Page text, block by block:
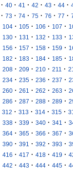
· 40 · 41 · 42 · 43 · 44 ·
· 73 · 74 · 75 · 76 · 77 ·
104 · 105 · 106 · 107 ·
130 · 131 · 132 · 133 ·
156 · 157 · 158 · 159 ·
182 · 183 · 184 · 185 ·
208 · 209 · 210 · 211 ·
234 · 235 · 236 · 237 ·
260 · 261 · 262 · 263 ·
286 · 287 · 288 · 289 ·
312 · 313 · 314 · 315 ·
338 · 339 · 340 · 341 ·
364 · 365 · 366 · 367 ·
390 · 391 · 392 · 393 ·
416 · 417 · 418 · 419 ·
442 · 443 · 444 · 445 ·